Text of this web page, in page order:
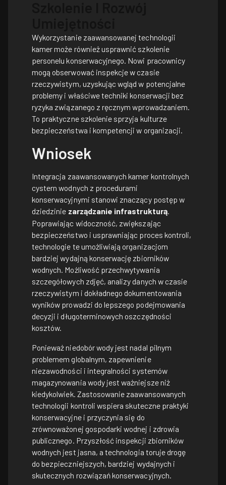
Wykorzystanie zaawansowanej technologii
kamer może również usprawnić szkolenie
personelu konserwacyjnego. Nowi pracownicy
mogą obserwować inspekcje w czasie
rzeczywistym, uzyskując wgląd w potencjalne
problemy i właściwe techniki konserwacji bez
ryzyka związanego z ręcznym wprowadzaniem.
To praktyczne szkolenie sprzyja kulturze
bezpieczeństwa i kompetencji w organizacji.
Wniosek
Integracja zaawansowanych kamer kontrolnych
cystern wodnych z procedurami
konserwacyjnymi stanowi znaczący postęp w
dziedzinie zarządzanie infrastrukturą.
Poprawiając widoczność, zwiększając
bezpieczeństwo i usprawniając proces kontroli,
technologie te umożliwiają organizacjom
bardziej wydajną konserwację zbiorników
wodnych. Możliwość przechwytywania
szczegółowych zdjęć, analizy danych w czasie
rzeczywistym i dokładnego dokumentowania
wyników prowadzi do lepszego podejmowania
decyzji i długoterminowych oszczędności
kosztów.
Ponieważ niedobór wody jest nadal pilnym
problemem globalnym, zapewnienie
niezawodności i integralności systemów
magazynowania wody jest ważniejsze niż
kiedykolwiek. Zastosowanie zaawansowanych
technologii kontroli wspiera skuteczne praktyki
konserwacyjne i przyczynia się do
zrównoważonej gospodarki wodnej i zdrowia
publicznego. Przyszłość inspekcji zbiorników
wodnych jest jasna, a technologia toruje drogę
do bezpieczniejszych, bardziej wydajnych i
skutecznych rozwiązań konserwacyjnych.